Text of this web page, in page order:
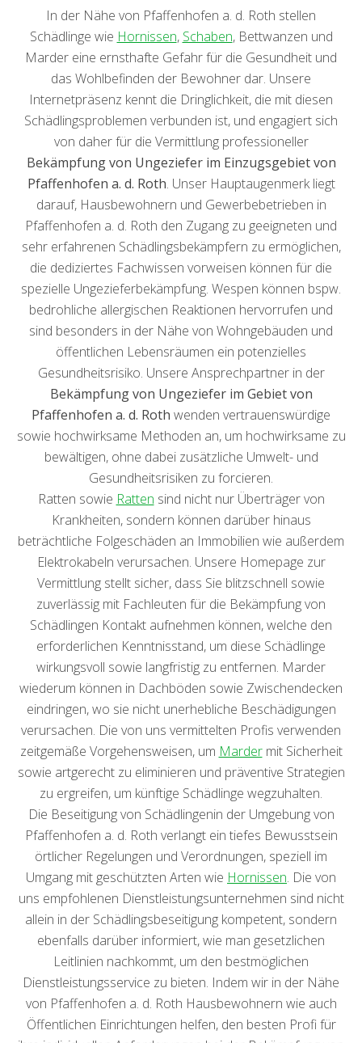
In der Nähe von Pfaffenhofen a. d. Roth stellen
Schädlinge wie Hornissen, Schaben, Bettwanzen und
Marder eine ernsthafte Gefahr für die Gesundheit und
das Wohlbefinden der Bewohner dar. Unsere
Internetpräsenz kennt die Dringlichkeit, die mit diesen
Schädlingsproblemen verbunden ist, und engagiert sich
von daher für die Vermittlung professioneller
Bekämpfung von Ungeziefer im Einzugsgebiet von
Pfaffenhofen a. d. Roth. Unser Hauptaugenmerk liegt
darauf, Hausbewohnern und Gewerbebetrieben in
Pfaffenhofen a. d. Roth den Zugang zu geeigneten und
sehr erfahrenen Schädlingsbekämpfern zu ermöglichen,
die dediziertes Fachwissen vorweisen können für die
spezielle Ungezieferbekämpfung. Wespen können bspw.
bedrohliche allergischen Reaktionen hervorrufen und
sind besonders in der Nähe von Wohngebäuden und
öffentlichen Lebensräumen ein potenzielles
Gesundheitsrisiko. Unsere Ansprechpartner in der
Bekämpfung von Ungeziefer im Gebiet von
Pfaffenhofen a. d. Roth wenden vertrauenswürdige
sowie hochwirksame Methoden an, um hochwirksame zu
bewältigen, ohne dabei zusätzliche Umwelt- und
Gesundheitsrisiken zu forcieren.
Ratten sowie Ratten sind nicht nur Überträger von
Krankheiten, sondern können darüber hinaus
beträchtliche Folgeschäden an Immobilien wie außerdem
Elektrokabeln verursachen. Unsere Homepage zur
Vermittlung stellt sicher, dass Sie blitzschnell sowie
zuverlässig mit Fachleuten für die Bekämpfung von
Schädlingen Kontakt aufnehmen können, welche den
erforderlichen Kenntnisstand, um diese Schädlinge
wirkungsvoll sowie langfristig zu entfernen. Marder
wiederum können in Dachböden sowie Zwischendecken
eindringen, wo sie nicht unerhebliche Beschädigungen
verursachen. Die von uns vermittelten Profis verwenden
zeitgemäße Vorgehensweisen, um Mardermit Sicherheit
sowie artgerecht zu eliminieren und präventive Strategien
zu ergreifen, um künftige Schädlinge wegzuhalten.
Die Beseitigung von Schädlingenin der Umgebung von
Pfaffenhofen a. d. Roth verlangt ein tiefes Bewusstsein
örtlicher Regelungen und Verordnungen, speziell im
Umgang mit geschützten Arten wie Hornissen. Die von
uns empfohlenen Dienstleistungsunternehmen sind nicht
allein in der Schädlingsbeseitigung kompetent, sondern
ebenfalls darüber informiert, wie man gesetzlichen
Leitlinien nachkommt, um den bestmöglichen
Dienstleistungsservice zu bieten. Indem wir in der Nähe
von Pfaffenhofen a. d. Roth Hausbewohnern wie auch
Öffentlichen Einrichtungen helfen, den besten Profi für